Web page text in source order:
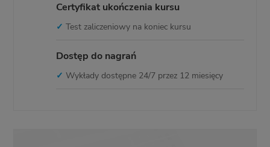
Certyfikat ukończenia kursu
✓ Test zaliczeniowy na koniec kursu
Dostęp do nagrań
✓ Wykłady dostępne 24/7 przez 12 miesięcy